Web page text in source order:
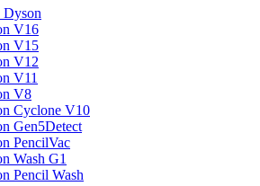
V16
V15
V12
V11
V8
Cyclone V10
Gen5Detect
PencilVac
Wash G1
Pencil Wash